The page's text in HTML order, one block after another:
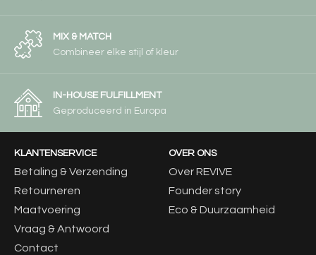
MIX & MATCH
Combineer elke stijl of kleur
IN-HOUSE FULFILLMENT
Geproduceerd in Europa
KLANTENSERVICE
Betaling & Verzending
Retourneren
Maatvoering
Vraag & Antwoord
Contact
OVER ONS
Over REVIVE
Founder story
Eco & Duurzaamheid